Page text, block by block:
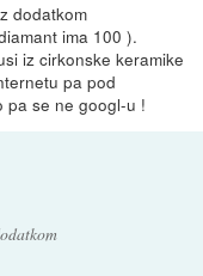
dodatkom
ima 100 ).
iz cirkonske keramike
pa pod
pa se ne googl-u !